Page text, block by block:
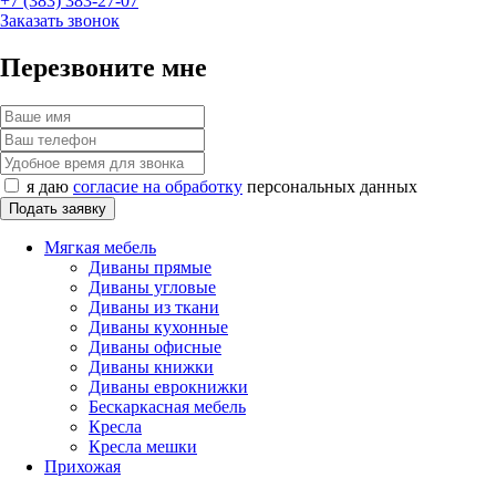
Заказать звонок
Перезвоните мне
я даю согласие на обработку персональных данных
Мягкая мебель
Диваны прямые
Диваны угловые
Диваны из ткани
Диваны кухонные
Диваны офисные
Диваны книжки
Диваны еврокнижки
Бескаркасная мебель
Кресла
Кресла мешки
Прихожая